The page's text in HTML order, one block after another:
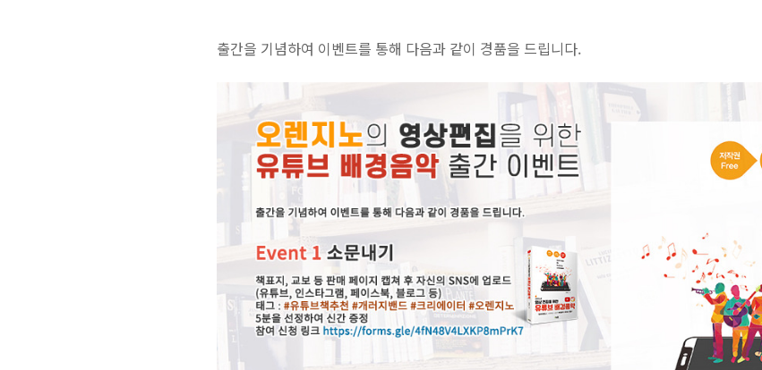
출간을 기념하여 이벤트를 통해 다음과 같이 경품을 드립니다.